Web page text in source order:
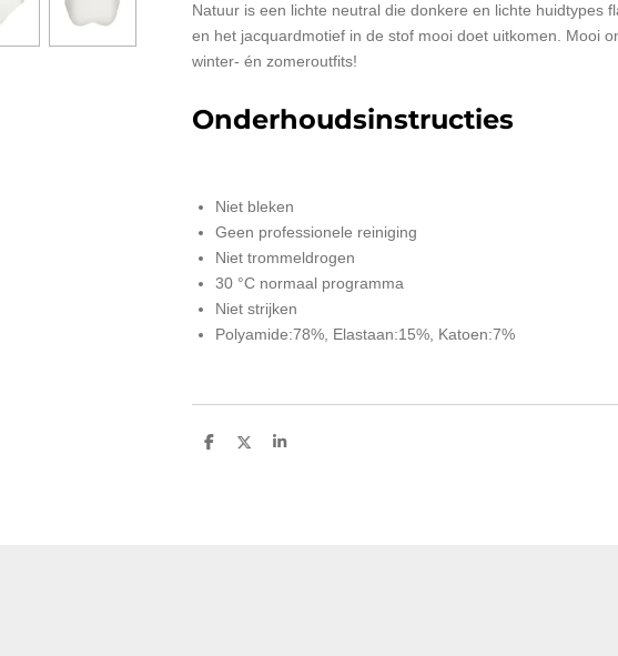
Natuur is een lichte neutral die donkere en lichte huidtypes
en het jacquardmotief in de stof mooi doet uitkomen. Mooi
winter- én zomeroutfits!
Onderhoudsinstructies
Niet bleken
Geen professionele reiniging
Niet trommeldrogen
30 °C normaal programma
Niet strijken
Polyamide:78%, Elastaan:15%, Katoen:7%
D
D
S